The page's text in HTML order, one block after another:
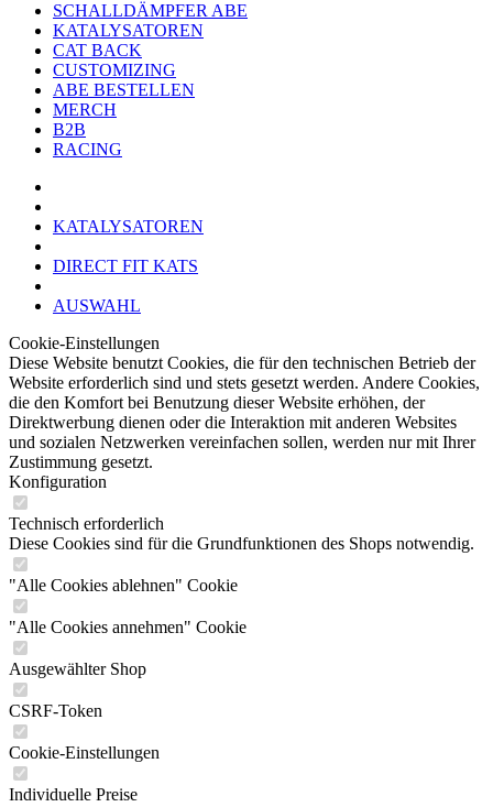
SCHALLDÄMPFER ABE
KATALYSATOREN
CAT BACK
CUSTOMIZING
ABE BESTELLEN
MERCH
B2B
RACING
KATALYSATOREN
DIRECT FIT KATS
AUSWAHL
Cookie-Einstellungen
Diese Website benutzt Cookies, die für den technischen Betrieb der
Website erforderlich sind und stets gesetzt werden. Andere Cookies,
die den Komfort bei Benutzung dieser Website erhöhen, der
Direktwerbung dienen oder die Interaktion mit anderen Websites
und sozialen Netzwerken vereinfachen sollen, werden nur mit Ihrer
Zustimmung gesetzt.
Konfiguration
Technisch erforderlich
Diese Cookies sind für die Grundfunktionen des Shops notwendig.
"Alle Cookies ablehnen" Cookie
"Alle Cookies annehmen" Cookie
Ausgewählter Shop
CSRF-Token
Cookie-Einstellungen
Individuelle Preise